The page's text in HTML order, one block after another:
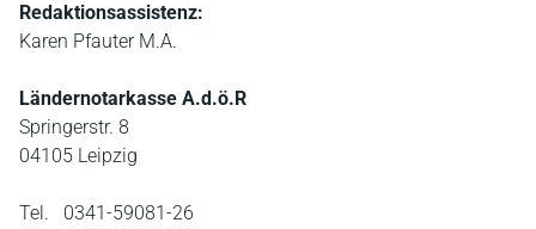
Redaktionsassistenz:
Karen Pfauter M.A.
Ländernotarkasse A.d.ö.R
Springerstr. 8
04105 Leipzig
Tel. 0341-59081-26